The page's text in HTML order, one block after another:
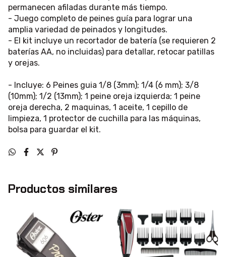
permanecen afiladas durante más tiempo.
- Juego completo de peines guía para lograr una
amplia variedad de peinados y longitudes.
- El kit incluye un recortador de batería (se requieren 2
baterías AA, no incluidas) para detallar, retocar patillas
y orejas.
- Incluye: 6 Peines guia 1/8 (3mm); 1/4 (6 mm); 3/8
(10mm); 1/2 (13mm); 1 peine oreja izquierda; 1 peine
oreja derecha, 2 maquinas, 1 aceite, 1 cepillo de
limpieza, 1 protector de cuchilla para las máquinas,
bolsa para guardar el kit.
Productos similares